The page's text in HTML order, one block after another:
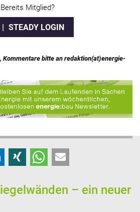
Bereits Mitglied?
STEADY LOGIN
bitte an redaktion(at)energie-
– ein neuer